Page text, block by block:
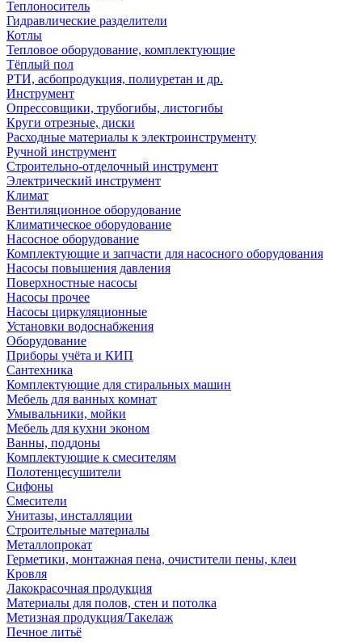
Теплоноситель
Гидравлические разделители
Котлы
Тепловое оборудование, комплектующие
Тёплый пол
РТИ, асбопродукция, полиуретан и др.
Инструмент
Опрессовщики, трубогибы, листогибы
Круги отрезные, диски
Расходные материалы к электроинструменту
Ручной инструмент
Строительно-отделочный инструмент
Электрический инструмент
Климат
Вентиляционное оборудование
Климатическое оборудование
Насосное оборудование
Комплектующие и запчасти для насосного оборудования
Насосы повышения давления
Поверхностные насосы
Насосы прочее
Насосы циркуляционные
Установки водоснабжения
Оборудование
Приборы учёта и КИП
Сантехника
Комплектующие для стиральных машин
Мебель для ванных комнат
Умывальники, мойки
Мебель для кухни эконом
Ванны, поддоны
Комплектующие к смесителям
Полотенцесушители
Сифоны
Смесители
Унитазы, инсталляции
Строительные материалы
Металлопрокат
Герметики, монтажная пена, очистители пены, клеи
Кровля
Лакокрасочная продукция
Материалы для полов, стен и потолка
Метизная продукция/Такелаж
Печное литьё